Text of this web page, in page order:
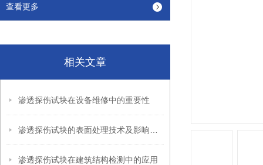
查看更多
相关文章
渗透探伤试块在设备维修中的重要性
渗透探伤试块在建筑结构检测中的应用